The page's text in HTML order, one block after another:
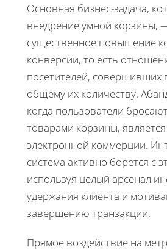
Основная бизнес-задача,
внедрение умной корзины,
существенное повышение
конверсии, то есть
посетителей, совершивших
общему их количеству.
когда пользователи
товарами корзины,
электронной коммерции.
система активно борется с
используя целый арсенал
удержания клиента и
завершению транзакции.
Прямое воздействие на